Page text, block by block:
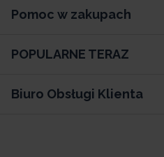
Pomoc w zakupach
POPULARNE TERAZ
Biuro Obsługi Klienta